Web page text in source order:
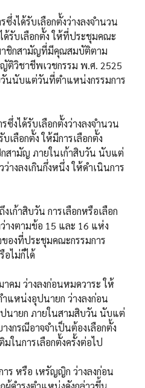
งได้รับเลือกตั้งว่างลงจำนวน
ด้รับเลือกตั้ง ให้ที่ประชุมคณะ
าชิกสามัญที่มีคุณสมบัติตาม
ติวิชาชีพเวชกรรม พ.ศ. 2525
นนับแต่วันที่ตำแหน่งกรรมการ
งได้รับเลือกตั้งว่างลงจำนวน
เลือกตั้ง ให้มีการเลือกตั้ง
สามัญ ภายในเก้าสิบวัน นับแต่
างลงเกินกึ่งหนึ่ง ให้ดำเนินการ
เก้าสิบวัน การเลือกหรือเลือก
งตามข้อ 15 และ 16 แห่ง
องที่ประชุมคณะกรรมการ
อไม่ก็ได้
คม ว่างลงก่อนหมดวาระ ให้
หน่งอุปนายก ว่างลงก่อน
ปนายก ภายในสามสิบวัน นับแต่
กรณีอาจจำเป็นต้องเลือกตั้ง
ในการเลือกตั้งครั้งต่อไป
ร หรือ เหรัญญิก ว่างลงก่อน